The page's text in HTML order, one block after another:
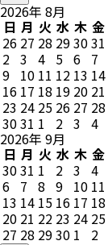
2026年 8月
日 月 火 水 木 金
26 27 28 293031
2 3 4 5 6 7
9 10 11 12 13 14
16 17 18 19 20 21
23 24 25 26 27 28
3031 1 2 3 4
2026年 9月
日 月 火 水 木 金
3031 1 2 3 4
6 7 8 9 10 11
13 14 15 16 17 18
20 21 22 23 24 25
27 28 2930 1 2